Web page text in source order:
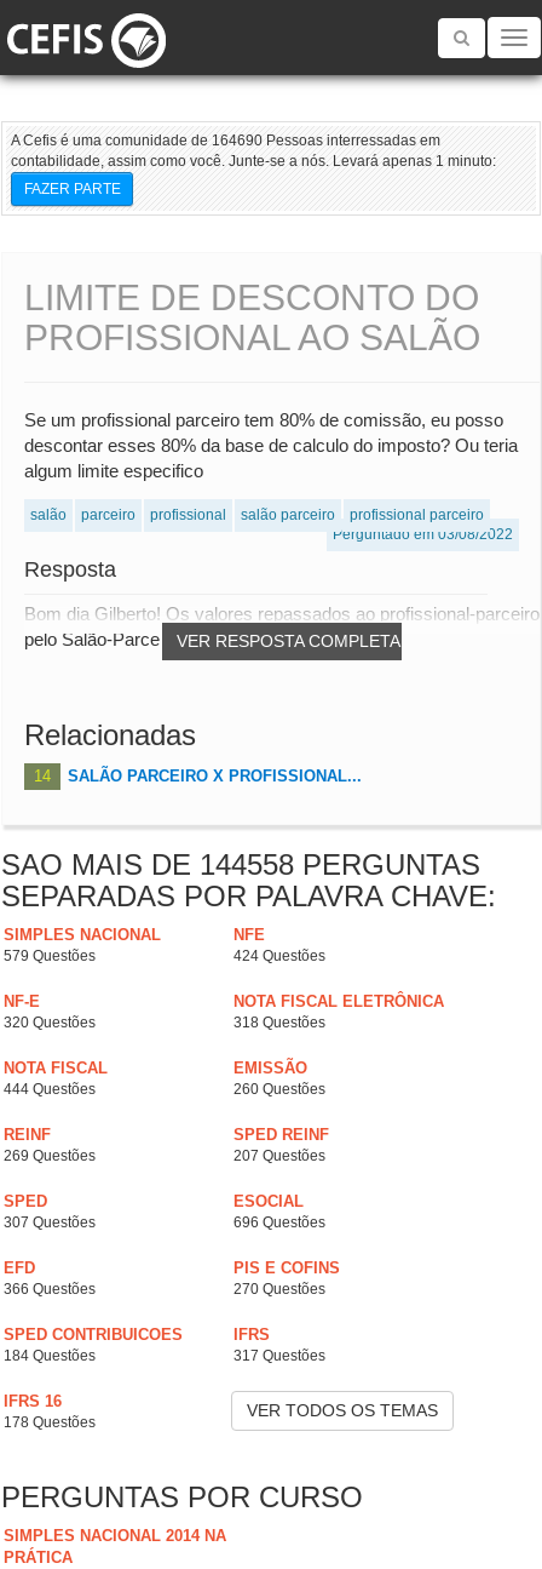
Toggle
A Cefis é uma comunidade de 164690 Pessoas interressadas em
contabilidade, assim como você. Junte-se a nós. Levará apenas 1 minuto:
FAZER PARTE
LIMITE DE DESCONTO DO
PROFISSIONAL AO SALÃO
Se um profissional parceiro tem 80% de comissão, eu posso
descontar esses 80% da base de calculo do imposto? Ou teria
algum limite especifico
salão parceiro profissional salão parceiro
profissional parceiro
Perguntado em 03/08/2022
Resposta
VER RESPOSTA COMPLETA
Bom dia Gilberto! Os valores repassados ao profissional-parceiro
pelo Salão-Parceiro não compõem de...
Relacionadas
14 SALÃO PARCEIRO X PROFISSIONAL...
SAO MAIS DE 144558 PERGUNTAS
SEPARADAS POR PALAVRA CHAVE:
SIMPLES NACIONAL
579 Questões
NFE
424 Questões
NF-E
320 Questões
NOTA FISCAL ELETRÔNICA
318 Questões
NOTA FISCAL
444 Questões
EMISSÃO
260 Questões
REINF
269 Questões
SPED REINF
207 Questões
SPED
307 Questões
ESOCIAL
696 Questões
EFD
366 Questões
PIS E COFINS
270 Questões
SPED CONTRIBUICOES
184 Questões
IFRS
317 Questões
IFRS 16
178 Questões
VER TODOS OS TEMAS
PERGUNTAS POR CURSO
SIMPLES NACIONAL 2014 NA
PRÁTICA